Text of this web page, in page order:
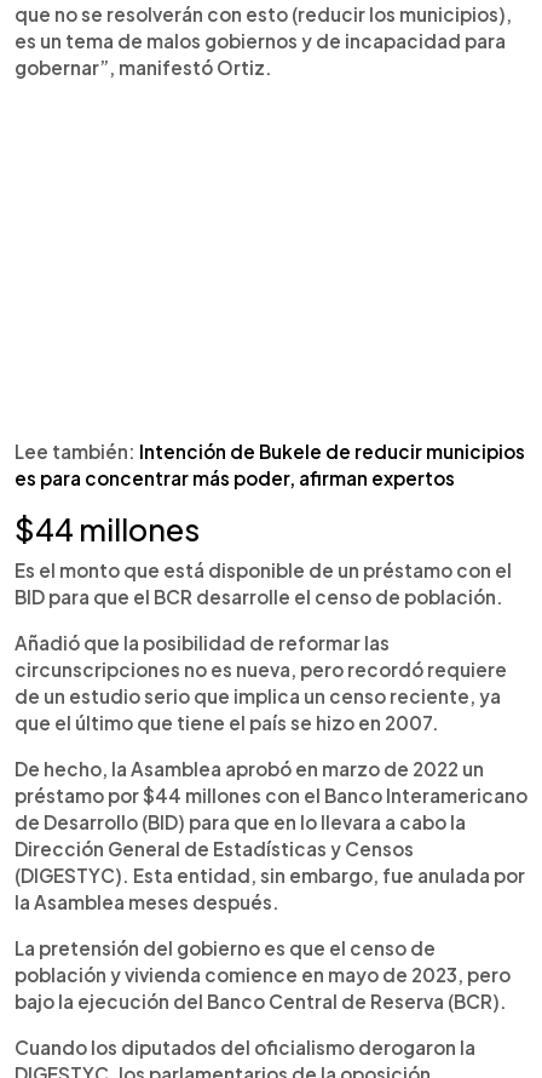
que no se resolverán con esto (reducir los municipios),
es un tema de malos gobiernos y de incapacidad para
gobernar”, manifestó Ortiz.
Lee también: Intención de Bukele de reducir municipios
es para concentrar más poder, afirman expertos
$44 millones
Es el monto que está disponible de un préstamo con el
BID para que el BCR desarrolle el censo de población.
Añadió que la posibilidad de reformar las
circunscripciones no es nueva, pero recordó requiere
de un estudio serio que implica un censo reciente, ya
que el último que tiene el país se hizo en 2007.
De hecho, la Asamblea aprobó en marzo de 2022 un
préstamo por $44 millones con el Banco Interamericano
de Desarrollo (BID) para que en lo llevara a cabo la
Dirección General de Estadísticas y Censos
(DIGESTYC). Esta entidad, sin embargo, fue anulada por
la Asamblea meses después.
La pretensión del gobierno es que el censo de
población y vivienda comience en mayo de 2023, pero
bajo la ejecución del Banco Central de Reserva (BCR).
Cuando los diputados del oficialismo derogaron la
DIGESTYC, los parlamentarios de la oposición